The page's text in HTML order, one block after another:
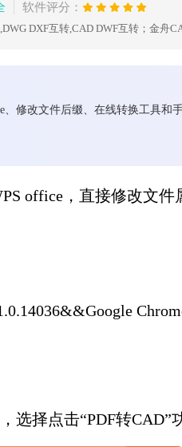
软件评分：
修改文件后缀、在线转换工具
office ，直接修改文
选择点击“PDF转CAD”